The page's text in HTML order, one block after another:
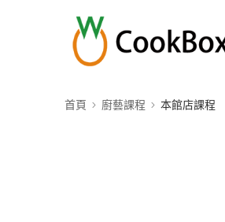
首頁 廚藝課程 本館店課程